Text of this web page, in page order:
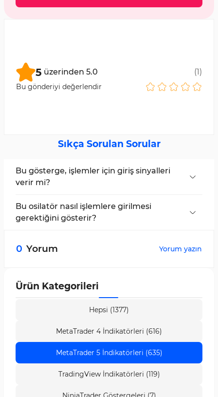
5 üzerinden 5.0 (1)
Bu gönderiyi değerlendir
Sıkça Sorulan Sorular
Bu gösterge, işlemler için giriş sinyalleri
verir mi?
sinyali vermez.
Bu osilatör nasıl işlemlere girilmesi
gerektiğini gösterir?
stratejilerini kullanarak uygun ticaret
0 Yorum Yorum yazın
Ürün Kategorileri
Hepsi (1377)
MetaTrader 4 İndikatörleri (616)
MetaTrader 5 İndikatörleri (635)
TradingView İndikatörleri (119)